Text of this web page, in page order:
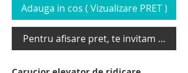
Adauga in cos ( Vizualizare PRET )
Pentru afisare pret, te invitam sa te